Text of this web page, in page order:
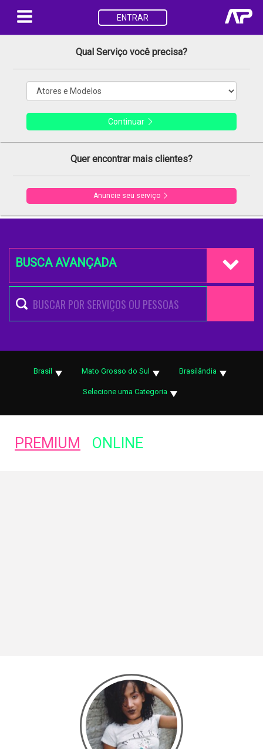
ENTRAR
Qual Serviço você precisa?
Continuar
Quer encontrar mais clientes?
Anuncie seu serviço
BUSCA AVANÇADA
Brasil Mato Grosso do Sul Brasilândia
Selecione uma Categoria
PREMIUM ONLINE